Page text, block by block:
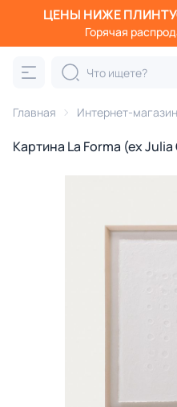
ЦЕНЫ НИЖЕ
Горячая
Главная Интернет-магазин
Картина La Forma (ex Julia